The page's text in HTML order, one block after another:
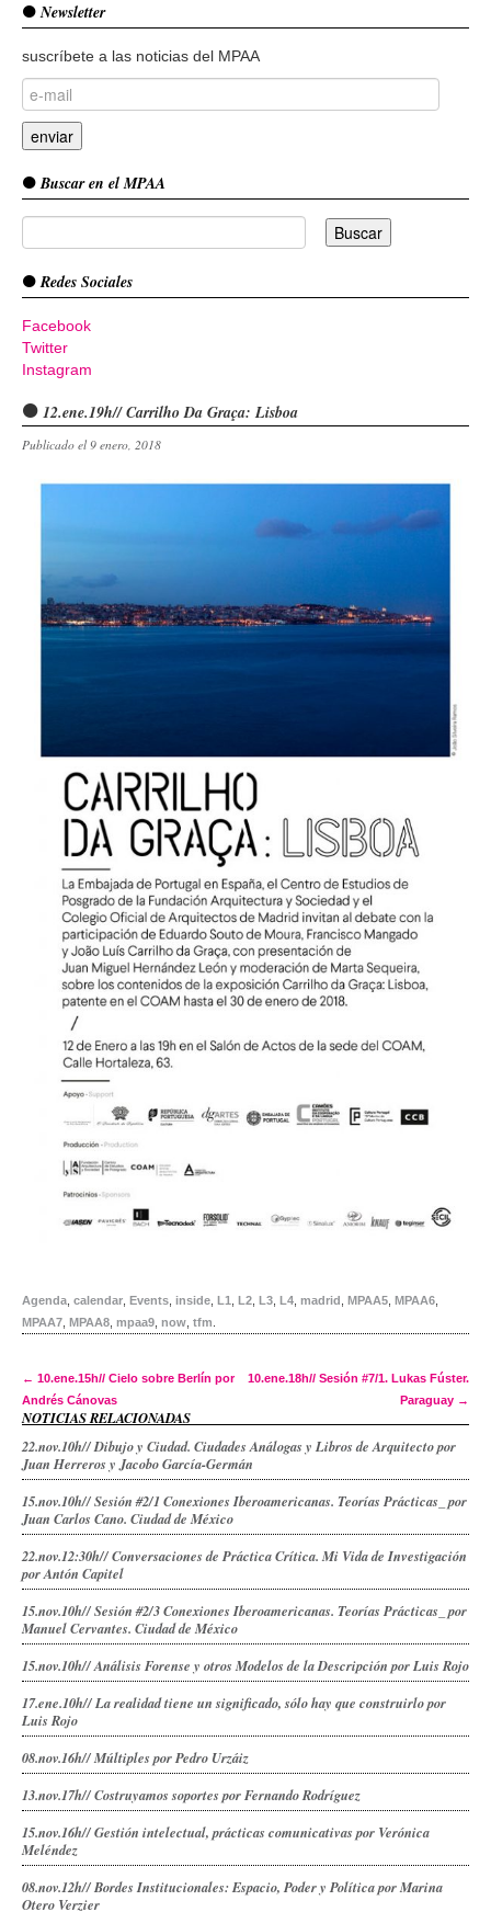
Newsletter
suscríbete a las noticias del MPAA
Buscar en el MPAA
Redes Sociales
Facebook
Twitter
Instagram
12.ene.19h// Carrilho Da Graça: Lisboa
Publicado el 9 enero, 2018
Agenda calendar Events inside L1 L2 L3 L4 madrid MPAA5 MPAA6
MPAA7 MPAA8 mpaa9 now tfm
Post navigation
← 10.ene.15h// Cielo sobre Berlín por
Andrés Cánovas
10.ene.18h// Sesión #7/1. Lukas Fúster.
Paraguay →
NOTICIAS RELACIONADAS
22.nov.10h// Dibujo y Ciudad. Ciudades Análogas y Libros de Arquitecto por
Juan Herreros y Jacobo García-Germán
15.nov.10h// Sesión #2/1 Conexiones Iberoamericanas. Teorías Prácticas_ por
Juan Carlos Cano. Ciudad de México
22.nov.12:30h// Conversaciones de Práctica Crítica. Mi Vida de Investigación
por Antón Capitel
15.nov.10h// Sesión #2/3 Conexiones Iberoamericanas. Teorías Prácticas_ por
Manuel Cervantes. Ciudad de México
15.nov.10h// Análisis Forense y otros Modelos de la Descripción por Luis Rojo
17.ene.10h// La realidad tiene un significado, sólo hay que construirlo por
Luis Rojo
08.nov.16h// Múltiples por Pedro Urzáiz
13.nov.17h// Costruyamos soportes por Fernando Rodríguez
15.nov.16h// Gestión intelectual, prácticas comunicativas por Verónica
Meléndez
08.nov.12h// Bordes Institucionales: Espacio, Poder y Política por Marina
Otero Verzier